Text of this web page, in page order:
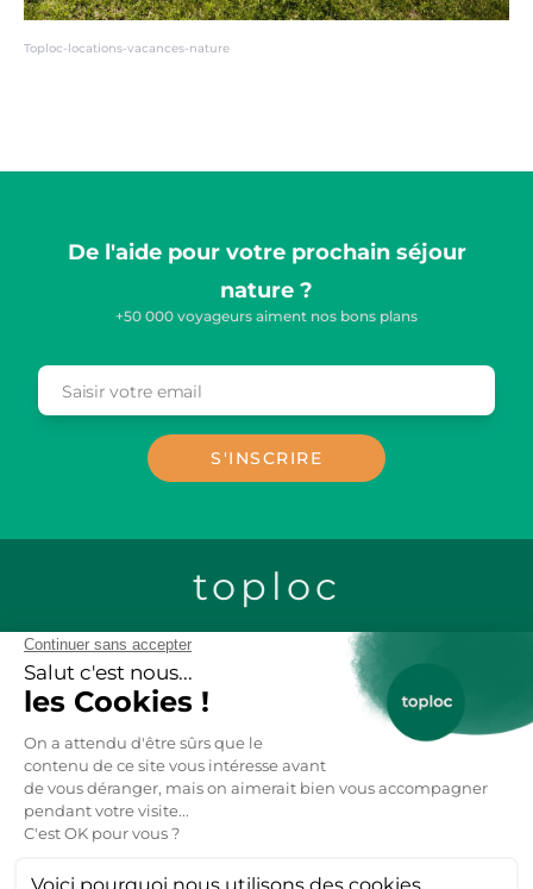
Toploc-locations-vacances-nature
De l'aide pour votre prochain séjour
nature ?
+50 000 voyageurs aiment nos bons plans
EmailSaisir votre email
S'INSCRIRE
toploc
CONTACTEZ-NOUS
LOCATION CHALETS EN BOIS
LOCATION GITES DE GROUPE
LOCATION MOBIL-HOME
LOCATION APPARTEMENT VACANCES
LOCATIONS VACANCES FRANCE